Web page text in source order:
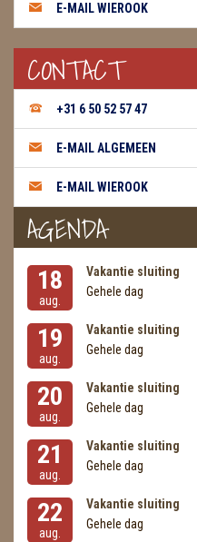
E-MAIL WIEROOK
CONTACT
+31 6 50 52 57 47
E-MAIL ALGEMEEN
E-MAIL WIEROOK
AGENDA
18
aug.
Vakantie sluiting
Gehele dag
19
aug.
Vakantie sluiting
Gehele dag
20
aug.
Vakantie sluiting
Gehele dag
21
aug.
Vakantie sluiting
Gehele dag
22
aug.
Vakantie sluiting
Gehele dag